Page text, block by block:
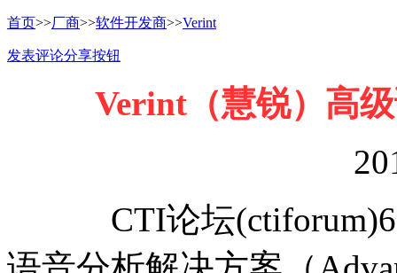
首页>>厂商>>软件开发商>>Verint
发表评论分享按钮
Verint（慧锐）高
CTI论坛(ctiforum)6